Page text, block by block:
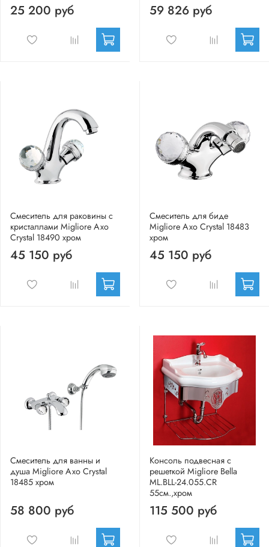
25 200 руб 59 826 руб
Смеситель для раковины с
кристаллами Migliore Axo
Crystal 18490 хром
45 150 руб
Смеситель для биде
Migliore Axo Crystal 18483
хром
45 150 руб
Смеситель для ванны и
душа Migliore Axo Crystal
18485 хром
58 800 руб
Консоль подвесная с
решеткой Migliore Bella
ML.BLL-24.055.CR
55см.,хром
115 500 руб